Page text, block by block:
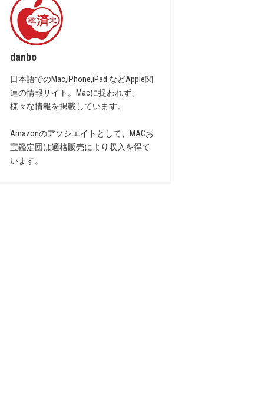
danbo
日本語でのMac,iPhone,iPad などApple関
連の情報サイト。Macに捉われず、
様々な情報を掲載しています。
Amazonのアソシエイトとして、MACお
宝鑑定団は適格販売により収入を得て
います。